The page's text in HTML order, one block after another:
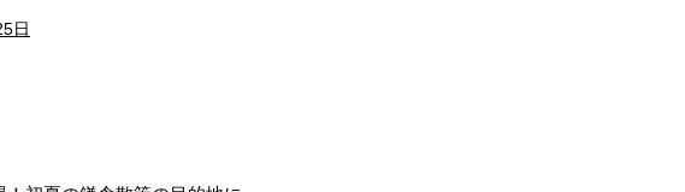
日